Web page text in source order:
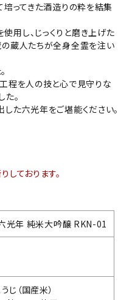
ってきた酒造りの粋を結集
用し、じっくりと磨き上げた
の蔵人たちが全身全霊を注い
程を人の技と心で見守りな
た。
た六光年をご堪能ください。
ております。
光年 純米大吟醸 RKN-01
じ（国産米）